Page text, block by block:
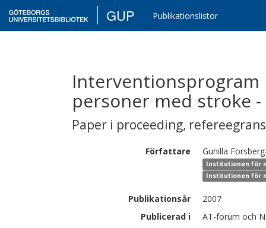
GUP Publikationslistor
personer med stroke
Paper i proceeding,
Författare Gunilla
Institutionen för
Institutionen för
Publikationsår
2007
Publicerad i
AT-forum och